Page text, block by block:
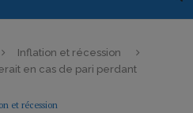
Inflation et récession
en cas de pari perdant
et récession